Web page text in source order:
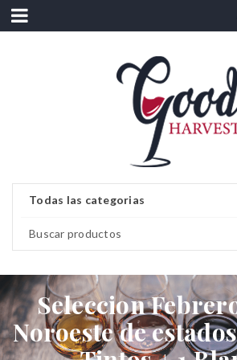
Todas las categorias
Seleccion
Noroeste de